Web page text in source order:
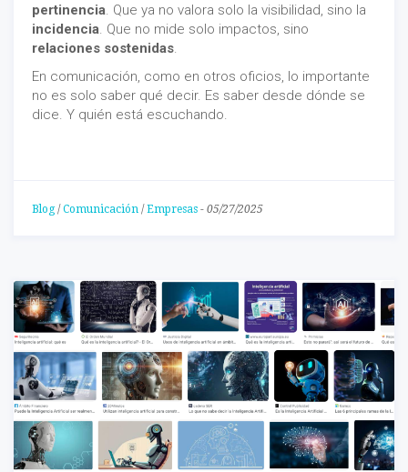
pertinencia. Que ya no valora solo la visibilidad, sino la
incidencia. Que no mide solo impactos, sino
relaciones sostenidas.
En comunicación, como en otros oficios, lo importante
no es solo saber qué decir. Es saber desde dónde se
dice. Y quién está escuchando.
Blog/Comunicación /Empresas - 05/27/2025